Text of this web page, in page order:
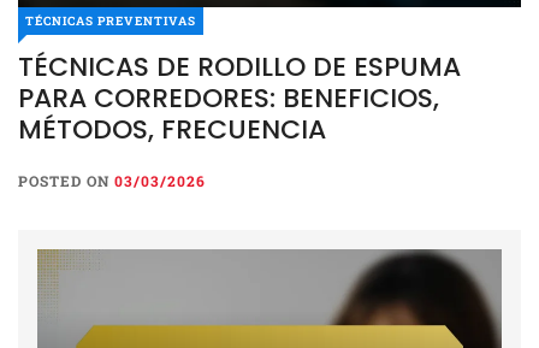
TÉCNICAS PREVENTIVAS
TÉCNICAS DE RODILLO DE ESPUMA
PARA CORREDORES: BENEFICIOS,
MÉTODOS, FRECUENCIA
POSTED ON 03/03/2026